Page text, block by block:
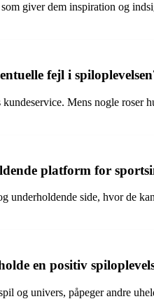
giver dem inspiration og
fejl i
Mens nogle
platform for
underholdende side, hvor de
en positiv
og univers, påpeger andre